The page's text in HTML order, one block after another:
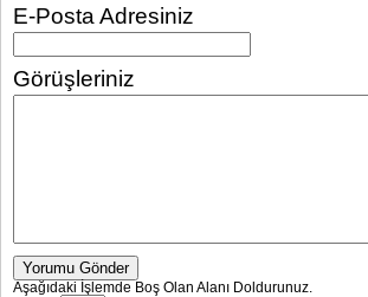
E-Posta Adresiniz
Görüşleriniz
Yorumu Gönder
Aşağıdaki İşlemde Boş Olan Alanı Doldurunuz.